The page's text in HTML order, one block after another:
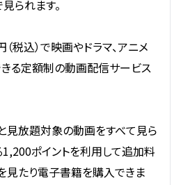
られます。
税込）で映画やドラマ、アニメ
る定額制の動画配信サービス
見放題対象の動画をすべて見ら
1,200ポイントを利用して追加料
見たり電子書籍を購入できま